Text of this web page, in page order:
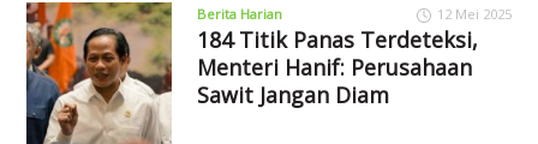
Berita Harian 12 Mei 2025
184 Titik Panas Terdeteksi,
Menteri Hanif: Perusahaan
Sawit Jangan Diam